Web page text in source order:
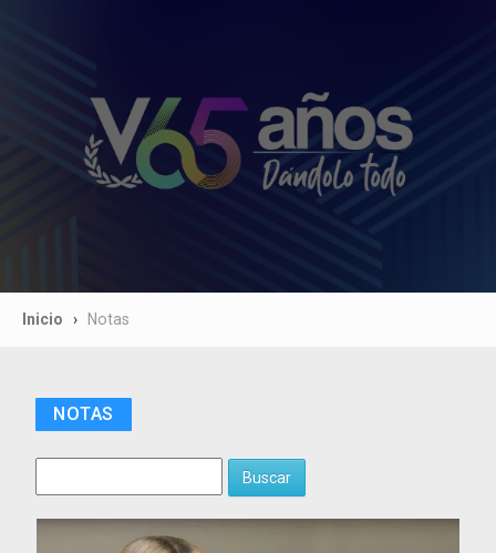
Inicio Notas
NOTAS
Buscar